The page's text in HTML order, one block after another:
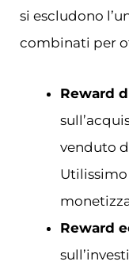
si escludono
combinati per
Reward
venduto
Reward